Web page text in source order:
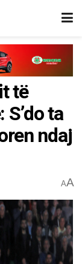
të
ta
ndaj
AA